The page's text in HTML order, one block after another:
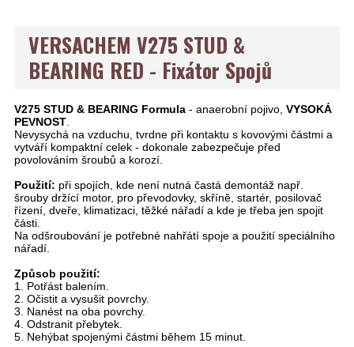
VERSACHEM V275 STUD &
BEARING RED - Fixátor Spojů
V275 STUD & BEARING Formula - anaerobní pojivo, VYSOKÁ
PEVNOST
Nevysychá na vzduchu, tvrdne při kontaktu s kovovými částmi a
vytváří kompaktní celek - dokonale zabezpečuje před
povolováním šroubů a korozí.
Použití: při spojích, kde není nutná častá demontáž např.
šrouby držící motor, pro převodovky, skříně, startér, posilovač
řízení, dveře, klimatizaci, těžké nářadí a kde je třeba jen spojit
části.
Na odšroubování je potřebné nahřátí spoje a použití speciálního
nářadí.
Způsob použití:
1. Potřást balením.
2. Očistit a vysušit povrchy.
3. Nanést na oba povrchy.
4. Odstranit přebytek.
5. Nehýbat spojenými částmi během 15 minut.